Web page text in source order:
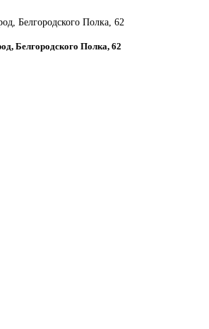
Белгородского Полка, 62
Белгородского Полка, 62